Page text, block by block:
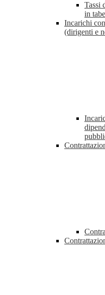
Tassi
in
Incarichi
(dirigenti e